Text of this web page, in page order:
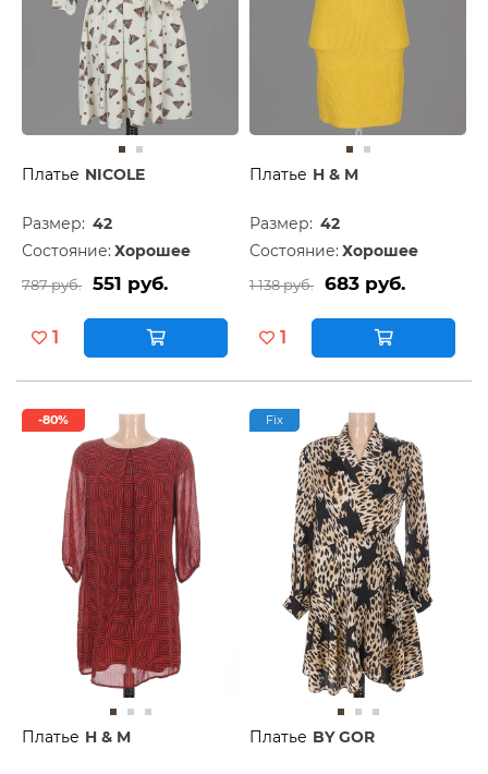
Платье NICOLE
Размер: 42
Состояние: Хорошее
787 руб. 551 руб.
1
Платье H & M
Размер: 42
Состояние: Хорошее
1 138 руб. 683 руб.
1
-80%
Платье H & M
Fix
Платье BY GOR